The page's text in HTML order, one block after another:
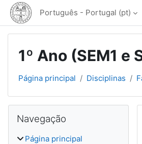
Ir para o conteúdo principal
Português - Portugal ‎(pt)‎
1º Ano (SEM1 e
Página principal Disciplinas
Blocos
Navegação
Página principal